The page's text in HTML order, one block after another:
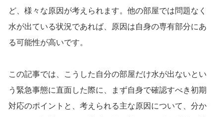
ど、様々な原因が考えられます。他の部屋では問題なく
水が出ている状況であれば、原因は自身の専有部分にあ
る可能性が高いです。
この記事では、こうした自分の部屋だけ水が出ないとい
う緊急事態に直面した際に、まず自身で確認すべき初期
対応のポイントと、考えられる主な原因について、分か